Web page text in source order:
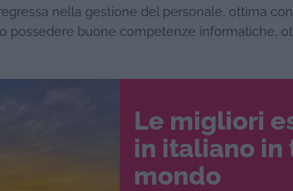
nella gestione del personale, ottima
possedere buone competenze informatiche,
Le migliori
in italiano
mondo